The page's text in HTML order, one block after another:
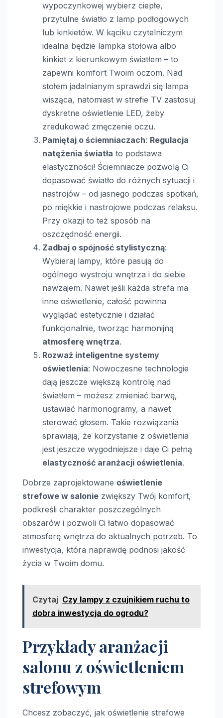
wypoczynkowej wybierz ciepłe,
przytulne światło z lamp podłogowych
lub kinkietów. W kąciku czytelniczym
idealna będzie lampka stołowa albo
kinkiet z kierunkowym światłem – to
zapewni komfort Twoim oczom. Nad
stołem jadalnianym sprawdzi się lampa
wisząca, natomiast w strefie TV zastosuj
dyskretne oświetlenie LED, żeby
zredukować zmęczenie oczu.
Pamiętaj o ściemniaczach: Regulacja
natężenia światła to podstawa
elastyczności! Ściemniacze pozwolą Ci
dopasować światło do różnych sytuacji i
nastrojów – od jasnego podczas spotkań,
po miękkie i nastrojowe podczas relaksu.
Przy okazji to też sposób na
oszczędność energii.
Zadbaj o spójność stylistyczną:
Wybieraj lampy, które pasują do
ogólnego wystroju wnętrza i do siebie
nawzajem. Nawet jeśli każda strefa ma
inne oświetlenie, całość powinna
wyglądać estetycznie i działać
funkcjonalnie, tworząc harmonijną
atmosferę wnętrza.
Rozważ inteligentne systemy
oświetlenia: Nowoczesne technologie
dają jeszcze większą kontrolę nad
światłem – możesz zmieniać barwę,
ustawiać harmonogramy, a nawet
sterować głosem. Takie rozwiązania
sprawiają, że korzystanie z oświetlenia
jest jeszcze wygodniejsze i daje Ci pełną
elastyczność aranżacji oświetlenia.
Dobrze zaprojektowane oświetlenie
strefowe w salonie zwiększy Twój komfort,
podkreśli charakter poszczególnych
obszarów i pozwoli Ci łatwo dopasować
atmosferę wnętrza do aktualnych potrzeb. To
inwestycja, która naprawdę podnosi jakość
życia w Twoim domu.
Czytaj Czy lampy z czujnikiem ruchu to
dobra inwestycja do ogrodu?
Przykłady aranżacji
salonu z oświetleniem
strefowym
Chcesz zobaczyć, jak oświetlenie strefowe